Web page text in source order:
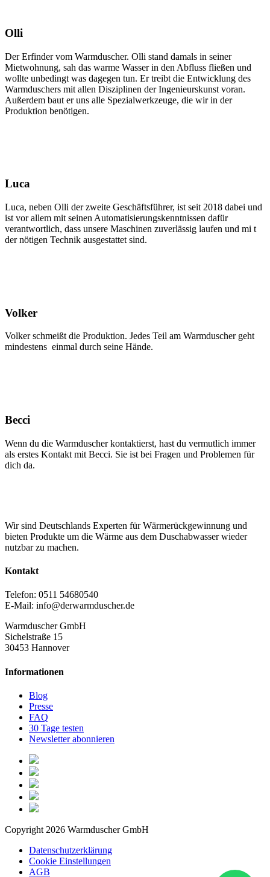
Olli
Der Erfinder vom Warmduscher. Olli stand damals in seiner
Mietwohnung, sah das warme Wasser in den Abfluss fließen und
wollte unbedingt was dagegen tun. Er treibt die Entwicklung des
Warmduschers mit allen Disziplinen der Ingenieurskunst voran.
Außerdem baut er uns alle Spezialwerkzeuge, die wir in der
Produktion benötigen.
Luca
Luca, neben Olli der zweite Geschäftsführer, ist seit 2018 dabei und
ist vor allem mit seinen Automatisierungskenntnissen dafür
verantwortlich, dass unsere Maschinen zuverlässig laufen und mi t
der nötigen Technik ausgestattet sind.
Volker
Volker schmeißt die Produktion. Jedes Teil am Warmduscher geht
mindestens einmal durch seine Hände.
Becci
Wenn du die Warmduscher kontaktierst, hast du vermutlich immer
als erstes Kontakt mit Becci. Sie ist bei Fragen und Problemen für
dich da.
Wir sind Deutschlands Experten für Wärmerückgewinnung und
bieten Produkte um die Wärme aus dem Duschabwasser wieder
nutzbar zu machen.
Kontakt
Telefon: 0511 54680540
E-Mail: info@derwarmduscher.de
Warmduscher GmbH
Sichelstraße 15
30453 Hannover
Informationen
Blog
Presse
FAQ
30 Tage testen
Newsletter abonnieren
Copyright 2026 Warmduscher GmbH
Datenschutzerklärung
Cookie Einstellungen
AGB